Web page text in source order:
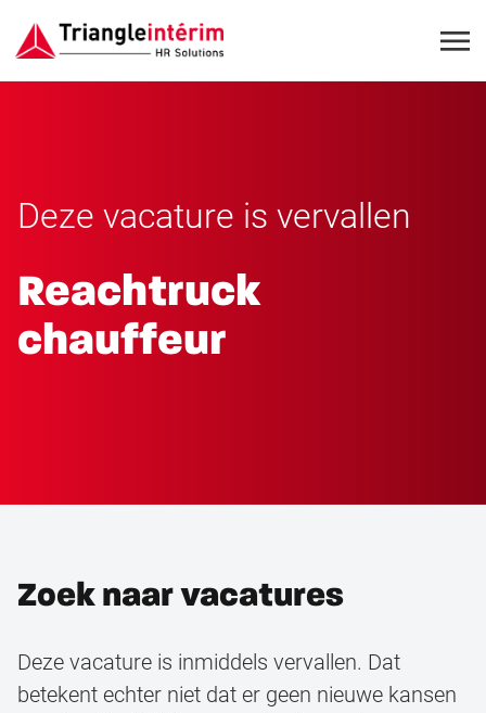
Deze vacature is vervallen
Reachtruck
chauffeur
Zoek naar vacatures
Deze vacature is inmiddels vervallen. Dat
betekent echter niet dat er geen nieuwe kansen